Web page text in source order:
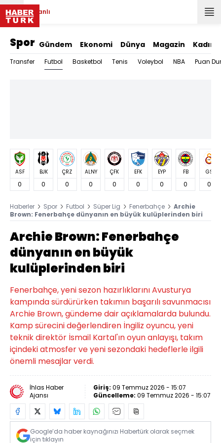
Canlı
Spor Gündem Ekonomi Dünya Magazin Kadın
Transfer Futbol Basketbol Tenis Voleybol NBA Puan
ASF
0
BJK
0
ÇRZ
0
ALNY
0
ÇFK
0
EFK
0
EYP
0
FB
0
GS
0
Haberler Spor Futbol Süper Lig Fenerbahçe
Archie
Brown: Fenerbahçe dünyanın en büyük kulüplerinden biri
Archie Brown: Fenerbahçe
dünyanın en büyük
kulüplerinden biri
Fenerbahçe, yeni sezon hazırlıklarını Avusturya
kampında sürdürürken takımın başarılı savunmacısı
Archie Brown, gündeme dair açıklamalarda bulundu.
Kamp sürecini değerlendiren İngiliz oyuncu, yeni
teknik direktör İsmail Kartal'ın oyun anlayışı, takım
içindeki atmosfer ve yeni sezondaki hedeflerle ilgili
önemli mesajlar verdi.
İhlas Haber
Ajansı
Giriş: 09 Temmuz 2026 - 15:07
Güncelleme: 09 Temmuz 2026 - 15:07
Google’da haber kaynağınızı Habertürk olarak seçmek
için tıklayın